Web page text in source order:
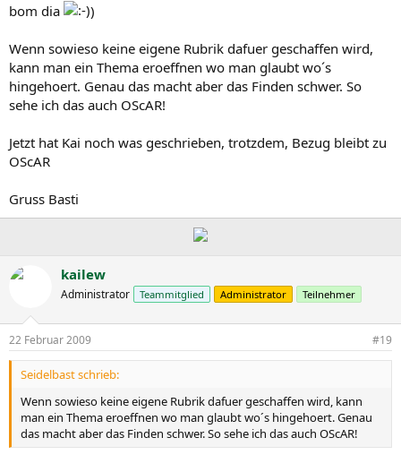
bom dia )
Wenn sowieso keine eigene Rubrik dafuer geschaffen wird,
kann man ein Thema eroeffnen wo man glaubt wo´s
hingehoert. Genau das macht aber das Finden schwer. So
sehe ich das auch OScAR!
Jetzt hat Kai noch was geschrieben, trotzdem, Bezug bleibt zu
OScAR
Gruss Basti
kailew
Administrator Teammitglied Administrator Teilnehmer
22 Februar 2009 #19
Seidelbast schrieb:
Wenn sowieso keine eigene Rubrik dafuer geschaffen wird, kann
man ein Thema eroeffnen wo man glaubt wo´s hingehoert. Genau
das macht aber das Finden schwer. So sehe ich das auch OScAR!